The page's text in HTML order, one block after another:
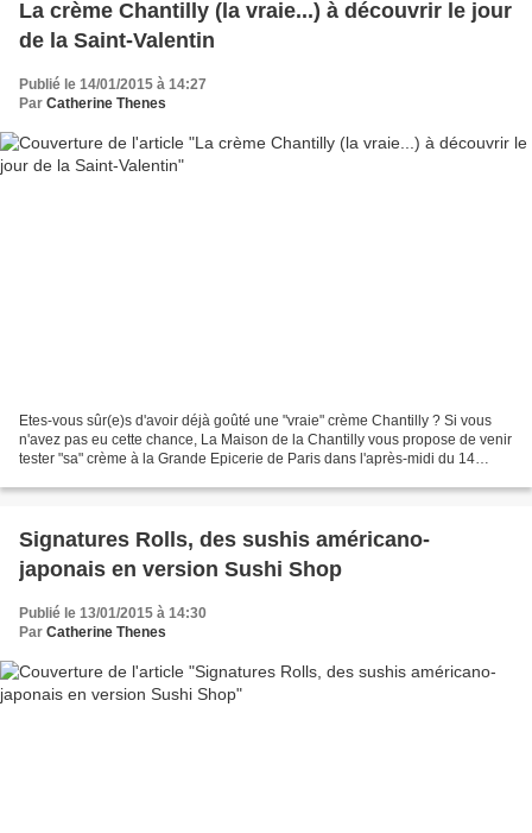
La crème Chantilly (la vraie...) à découvrir le jour
de la Saint-Valentin
Publié le 14/01/2015 à 14:27
Par Catherine Thenes
Etes-vous sûr(e)s d'avoir déjà goûté une "vraie" crème Chantilly ? Si vous
n'avez pas eu cette chance, La Maison de la Chantilly vous propose de venir
tester "sa" crème à la Grande Epicerie de Paris dans l'après-midi du 14
Signatures Rolls, des sushis américano-
japonais en version Sushi Shop
Publié le 13/01/2015 à 14:30
Par Catherine Thenes